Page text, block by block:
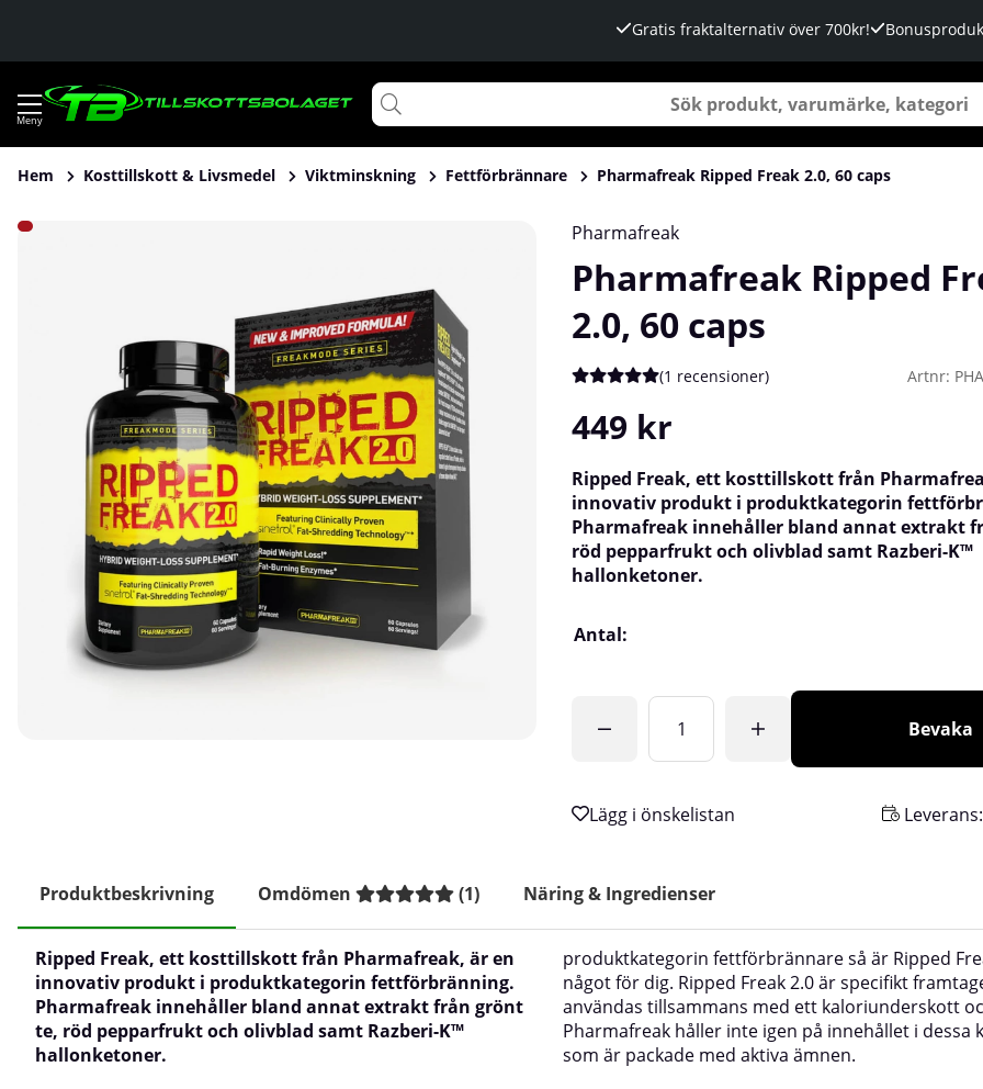
Gratis fraktalternativ över 700kr!
Hem Kosttillskott & Livsmedel Viktminskning Fettförbrännare Pharmafreak Ripped Freak 2.0, 60 caps
Produktbilder Pharmafreak Ripped Freak 2.0, 60 caps Pharmafreak
Pharmafreak Ripped
2.0, 60 caps
Medelbetyg 5 av 5 Antal betyg 1
(1 recensioner) Artnr:
449 kr
Ripped Freak, ett kosttillskott från
innovativ produkt i produktkategorin
Pharmafreak innehåller bland annat extrakt
röd pepparfrukt och olivblad samt Razberi-K™
hallonketoner.
Antal:
Bevaka
Leverans:
Produktbeskrivning Omdömen (1) Näring & Ingredienser
Ripped Freak, ett kosttillskott från Pharmafreak, är en
innovativ produkt i produktkategorin fettförbränning.
Pharmafreak innehåller bland annat extrakt från grönt
te, röd pepparfrukt och olivblad samt Razberi-K™
hallonketoner.
produktkategorin fettförbrännare så är Ripped
något för dig. Ripped Freak 2.0 är specifikt
användas tillsammans med ett kaloriunderskott
Pharmafreak håller inte igen på innehållet i dessa
som är packade med aktiva ämnen.